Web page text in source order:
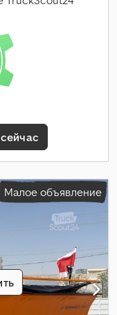
Малое объявление